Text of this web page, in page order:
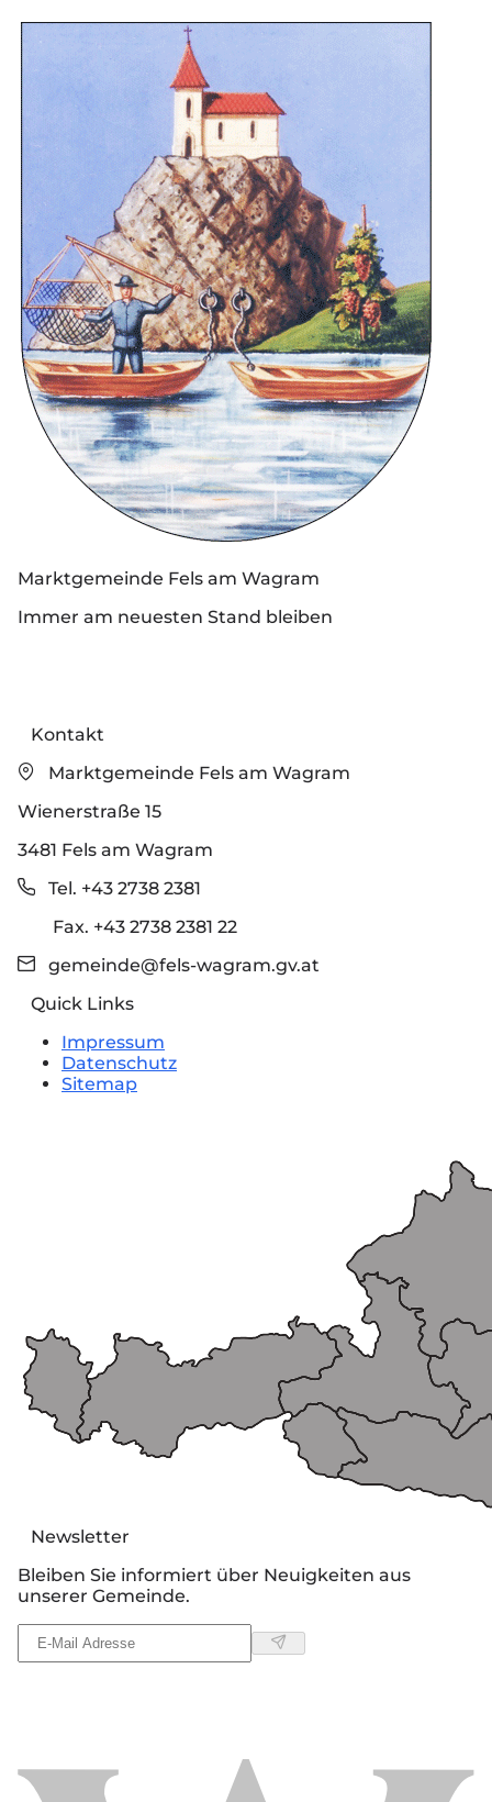
Marktgemeinde Fels am Wagram
Immer am neuesten Stand bleiben
Kontakt
Marktgemeinde Fels am Wagram
Wienerstraße 15
3481 Fels am Wagram
Tel. +43 2738 2381
Fax. +43 2738 2381 22
gemeinde@fels-wagram.gv.at
Quick Links
Impressum
Datenschutz
Sitemap
Newsletter
Bleiben Sie informiert über Neuigkeiten aus
unserer Gemeinde.